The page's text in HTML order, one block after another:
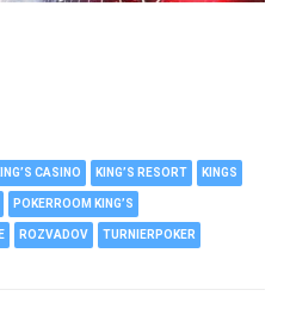
CASINO KING’S RESORT KINGS
POKERROOM KING’S
ROZVADOV TURNIERPOKER